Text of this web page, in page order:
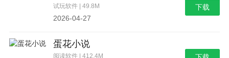
试玩软件 | 49.8M
2026-04-27
下载
蛋花小说
阅读软件 | 412.4M